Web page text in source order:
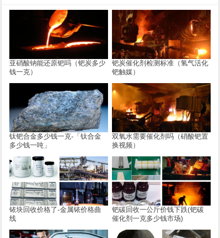
亚硝酸钠能还原钯吗（钯炭多少
钱一克）
钯炭催化剂检测标准（氢气活化
钯触媒）
钛钯合金多少钱一克-「钛合金
多少钱一吨」
双氧水需要催化剂吗（硝酸钯置
换视频）
铱块回收价格了-金属铱价格曲
线
钯碳回收一公斤价钱下跌(钯碳
催化剂一克多少钱市场)